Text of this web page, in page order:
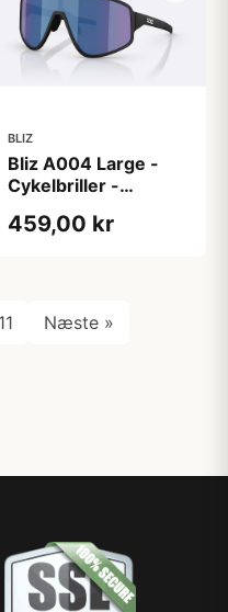
BLIZ
Bliz A004 Large -
Cykelbriller -
Mirror
459,00 kr
11 Næste »